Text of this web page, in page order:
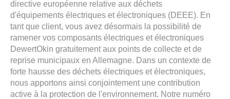
directive européenne relative aux déchets
d'équipements électriques et électroniques (DEEE). En
tant que client, vous avez désormais la possibilité de
ramener vos composants électriques et électroniques
DewertOkin gratuitement aux points de collecte et de
reprise municipaux en Allemagne. Dans un contexte de
forte hausse des déchets électriques et électroniques,
nous apportons ainsi conjointement une contribution
active à la protection de l'environnement. Notre numéro